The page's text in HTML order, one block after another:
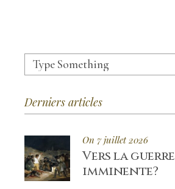
Search
for:
Derniers articles
On 7 juillet 2026
Vers la guerre
imminente?